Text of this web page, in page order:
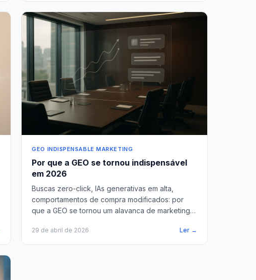
GEO INDISPENSABLE MARKETING
Por que a GEO se tornou indispensável
em 2026
Buscas zero-click, IAs generativas em alta,
comportamentos de compra modificados: por
que a GEO se tornou um alavanca de marketing
29 de abril de 2026 Ler →